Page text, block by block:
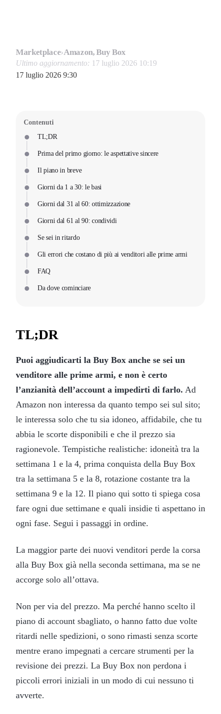
Marketplace›Amazon, Buy Box
Ultimo aggiornamento: 17 luglio 2026 10:19
17 luglio 2026 9:30
Contenuti
TL;DR
Prima del primo giorno: le aspettative sincere
Il piano in breve
Giorni da 1 a 30: le basi
Giorni dal 31 al 60: ottimizzazione
Giorni dal 61 al 90: condividi
Se sei in ritardo
Gli errori che costano di più ai venditori alle prime armi
FAQ
Da dove cominciare
TL;DR
Puoi aggiudicarti la Buy Box anche se sei un
venditore alle prime armi, e non è certo
l’anzianità dell’account a impedirti di farlo. Ad
Amazon non interessa da quanto tempo sei sul sito;
le interessa solo che tu sia idoneo, affidabile, che tu
abbia le scorte disponibili e che il prezzo sia
ragionevole. Tempistiche realistiche: idoneità tra la
settimana 1 e la 4, prima conquista della Buy Box
tra la settimana 5 e la 8, rotazione costante tra la
settimana 9 e la 12. Il piano qui sotto ti spiega cosa
fare ogni due settimane e quali insidie ti aspettano in
ogni fase. Segui i passaggi in ordine.
La maggior parte dei nuovi venditori perde la corsa
alla Buy Box già nella seconda settimana, ma se ne
accorge solo all’ottava.
Non per via del prezzo. Ma perché hanno scelto il
piano di account sbagliato, o hanno fatto due volte
ritardi nelle spedizioni, o sono rimasti senza scorte
mentre erano impegnati a cercare strumenti per la
revisione dei prezzi. La Buy Box non perdona i
piccoli errori iniziali in un modo di cui nessuno ti
avverte.